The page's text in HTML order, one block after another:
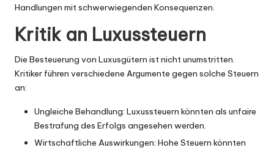
Handlungen mit schwerwiegenden Konsequenzen.
Kritik an Luxussteuern
Die Besteuerung von Luxusgütern ist nicht unumstritten.
Kritiker führen verschiedene Argumente gegen solche Steuern
an:
Ungleiche Behandlung: Luxussteuern könnten als unfaire
Bestrafung des Erfolgs angesehen werden.
Wirtschaftliche Auswirkungen: Hohe Steuern könnten